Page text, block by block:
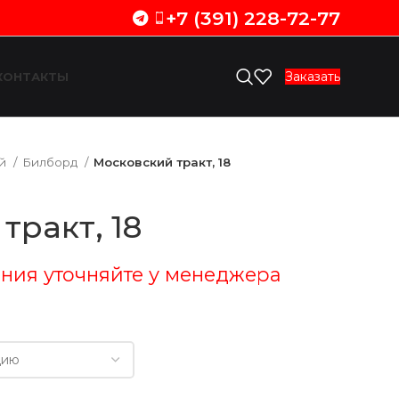
+7 (391) 228-72-77
Заказать
Билборд Московский тракт, 18
18
уточняйте у менеджера